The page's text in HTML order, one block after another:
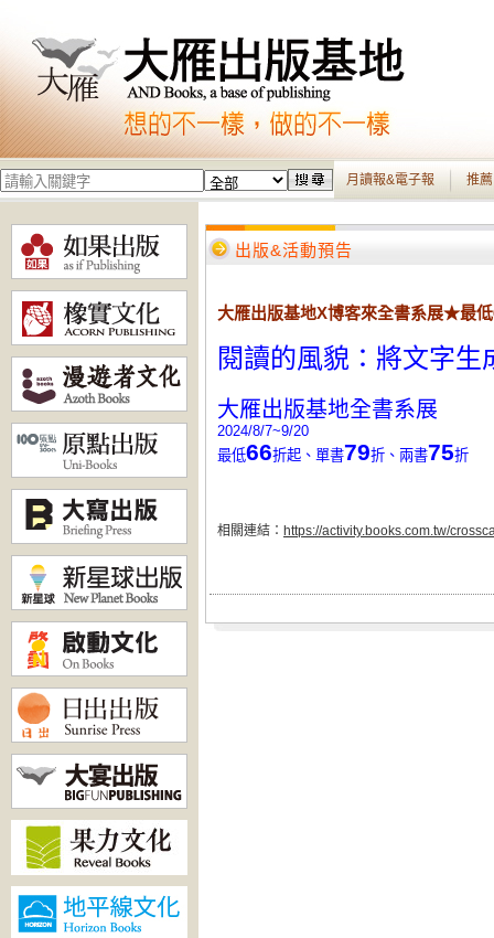
月讀報&電子報 推
出版&活動預告
大雁出版基地X博客來全書系展★最
閱讀的風貌：將文字生
大雁出版基地全書系展
2024/8/7~9/20
最低66折起 、 單書79折 、 兩書75折
相關連結： https://activity.books.com.tw/